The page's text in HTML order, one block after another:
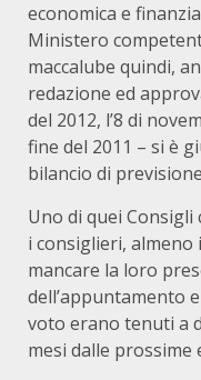
economica e
Ministero
maccalube quindi,
redazione ed
del 2012, l’8 di
fine del 2011 – si è
bilancio di
Uno di quei
i consiglieri,
mancare la loro
dell’appuntamento
voto erano tenuti a
mesi dalle prossime